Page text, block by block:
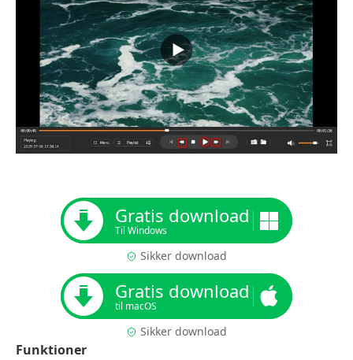
Gratis download
Til Windows
Sikker download
Gratis download
til macOS
Sikker download
Funktioner